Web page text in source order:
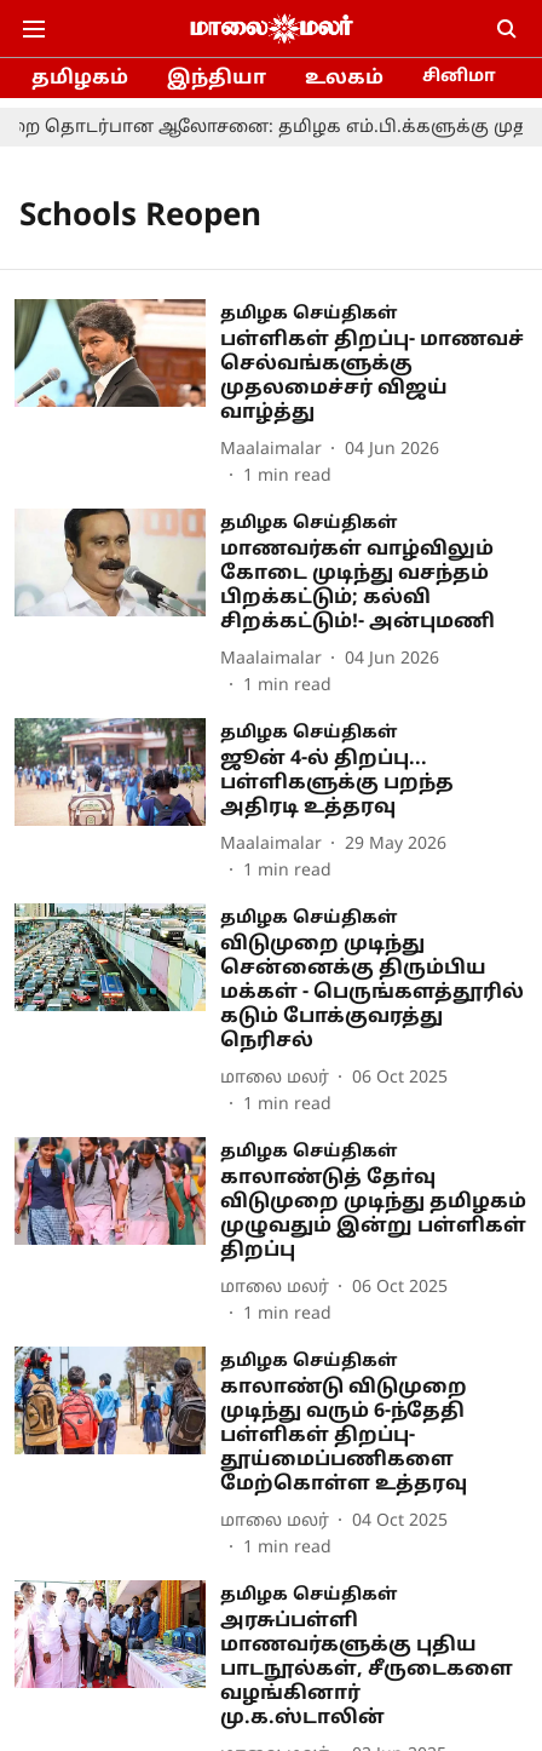
தமிழகம் இந்தியா உலகம் சினிமா
தொடர்பான ஆலோசனை: தமிழக எம்.பி.க்களுக்கு
Schools Reopen
தமிழக செய்திகள்
பள்ளிகள் திறப்பு- மாணவச்
செல்வங்களுக்கு
முதலமைச்சர் விஜய்
வாழ்த்து
Maalaimalar
04 Jun 2026
1 min read
தமிழக செய்திகள்
மாணவர்கள் வாழ்விலும்
கோடை முடிந்து வசந்தம்
பிறக்கட்டும்; கல்வி
சிறக்கட்டும்!- அன்புமணி
Maalaimalar
04 Jun 2026
1 min read
தமிழக செய்திகள்
ஜூன் 4-ல் திறப்பு...
பள்ளிகளுக்கு பறந்த
அதிரடி உத்தரவு
Maalaimalar
29 May 2026
1 min read
தமிழக செய்திகள்
விடுமுறை முடிந்து
சென்னைக்கு திரும்பிய
மக்கள் - பெருங்களத்தூரில்
கடும் போக்குவரத்து
நெரிசல்
மாலை மலர்
06 Oct 2025
1 min read
தமிழக செய்திகள்
காலாண்டுத் தோ்வு
விடுமுறை முடிந்து தமிழகம்
முழுவதும் இன்று பள்ளிகள்
திறப்பு
மாலை மலர்
06 Oct 2025
1 min read
தமிழக செய்திகள்
காலாண்டு விடுமுறை
முடிந்து வரும் 6-ந்தேதி
பள்ளிகள் திறப்பு-
தூய்மைப்பணிகளை
மேற்கொள்ள உத்தரவு
மாலை மலர்
04 Oct 2025
1 min read
தமிழக செய்திகள்
அரசுப்பள்ளி
மாணவர்களுக்கு புதிய
பாடநூல்கள், சீருடைகளை
வழங்கினார்
மு.க.ஸ்டாலின்